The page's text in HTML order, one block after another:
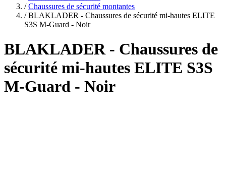
/ Chaussures de sécurité montantes
/ BLAKLADER - Chaussures de sécurité mi-hautes ELITE
S3S M-Guard - Noir
BLAKLADER - Chaussures de
sécurité mi-hautes ELITE S3S
M-Guard - Noir